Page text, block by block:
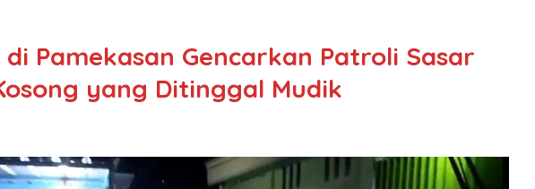
di Pamekasan Gencarkan Patroli Sasar
yang Ditinggal Mudik